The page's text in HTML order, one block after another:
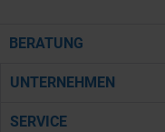
BERATUNG
UNTERNEHMEN
SERVICE